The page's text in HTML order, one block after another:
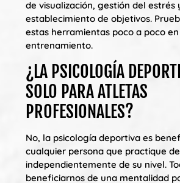
de visualización, gestión del estrés
establecimiento de objetivos.
estas herramientas poco a poco
entrenamiento.
¿LA PSICOLOGÍA
SOLO PARA ATLETAS
PROFESIONALES?
No, la psicología deportiva es
cualquier persona que practique
independientemente de su nivel.
beneficiarnos de una mentalidad